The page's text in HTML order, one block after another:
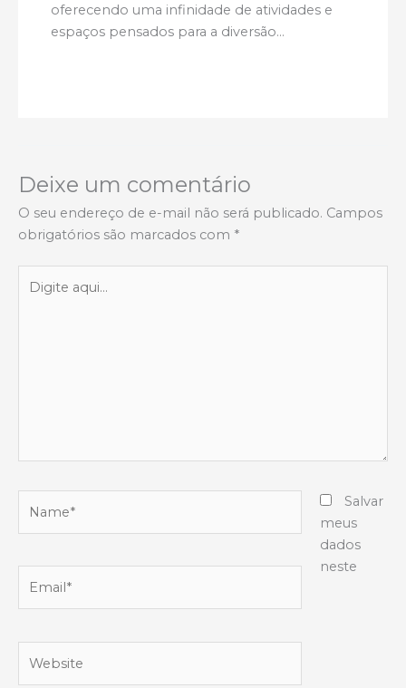
oferecendo uma infinidade de atividades e
espaços pensados para a diversão…
Deixe um comentário
O seu endereço de e-mail não será publicado. Campos
obrigatórios são marcados com *
aqui...
Salvar
meus
dados
neste